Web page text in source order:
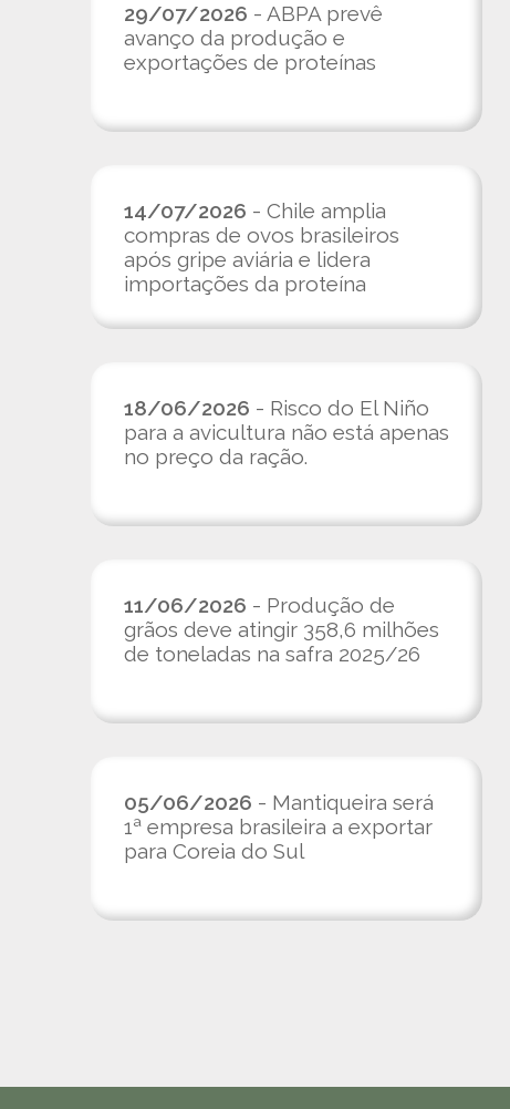
29/07/2026 - ABPA prevê
avanço da produção e
exportações de proteínas
14/07/2026 - Chile amplia
compras de ovos brasileiros
após gripe aviária e lidera
importações da proteína
18/06/2026 - Risco do El Niño
para a avicultura não está apenas
no preço da ração.
11/06/2026 - Produção de
grãos deve atingir 358,6 milhões
de toneladas na safra 2025/26
05/06/2026 - Mantiqueira será
1ª empresa brasileira a exportar
para Coreia do Sul